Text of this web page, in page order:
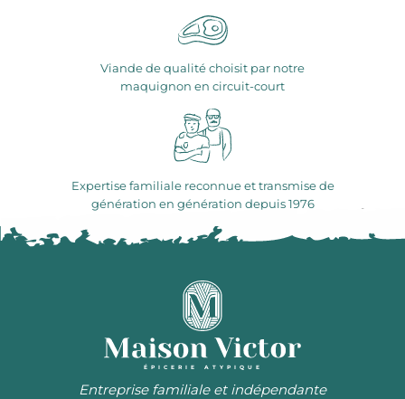
Viande de qualité choisit par notre
maquignon en circuit-court
Expertise familiale reconnue et transmise de
génération en génération depuis 1976
ÉPICERIE ATYPIQUE
Entreprise familiale et indépendante